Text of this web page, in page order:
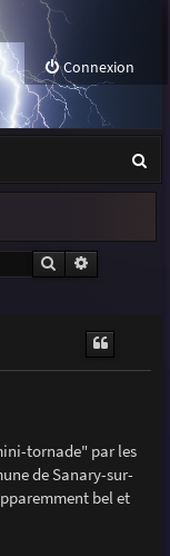
Connexion
e
Rechercher
tornade" par les
de Sanary-sur-
bel et